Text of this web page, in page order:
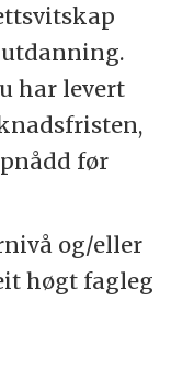
har levert
før
og/eller
høgt fagleg